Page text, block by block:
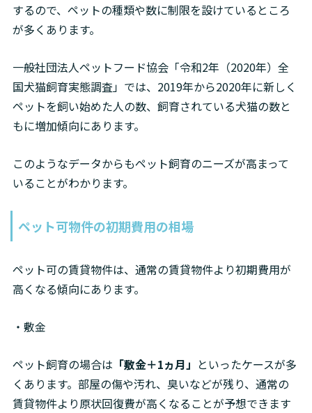
するので、ペットの種類や数に制限を設けているところ
が多くあります。
一般社団法人ペットフード協会「令和2年（2020年）全
国犬猫飼育実態調査」では、2019年から2020年に新しく
ペットを飼い始めた人の数、飼育されている犬猫の数と
もに増加傾向にあります。
このようなデータからもペット飼育のニーズが高まって
いることがわかります。
ペット可物件の初期費用の相場
ペット可の賃貸物件は、通常の賃貸物件より初期費用が
高くなる傾向にあります。
・敷金
ペット飼育の場合は 「敷金＋1ヵ月」 といったケースが多
くあります。部屋の傷や汚れ、臭いなどが残り、通常の
賃貸物件より原状回復費が高くなることが予想できます